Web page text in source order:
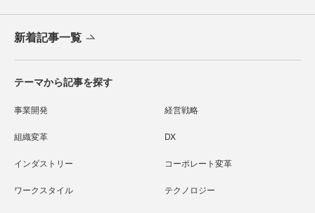
新着記事一覧
テーマから記事を探す
事業開発 経営戦略
組織変革 DX
インダストリー コーポレート変革
ワークスタイル テクノロジー